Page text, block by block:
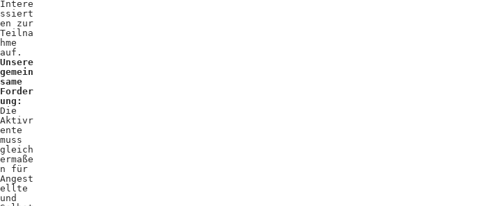
Intere
ssiert
en zur
Teilna
hme
auf.
Unsere
gemein
same
Forder
ung:
Die
Aktivr
ente
muss
gleich
ermaße
n für
Angest
ellte
und